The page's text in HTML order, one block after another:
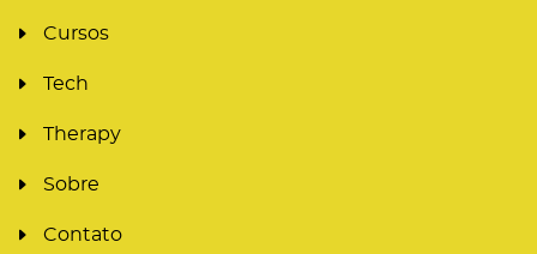
Cursos
Tech
Therapy
Sobre
Contato